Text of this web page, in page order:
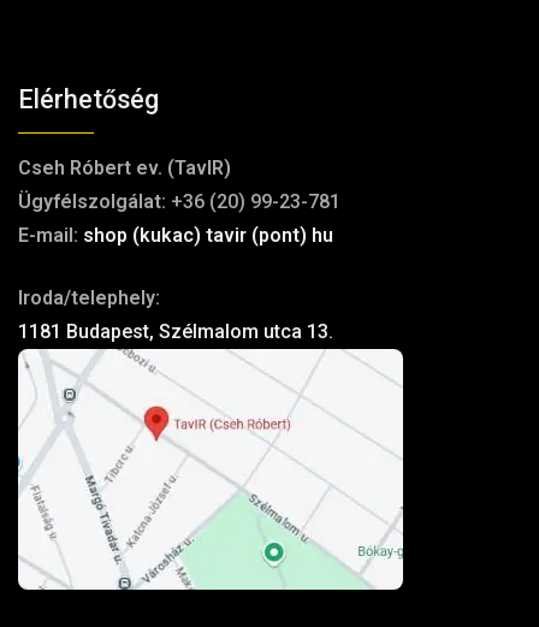
Elérhetőség
Cseh Róbert ev. (TavIR)
Ügyfélszolgálat: +36 (20) 99-23-781
E-mail: shop (kukac) tavir (pont) hu
Iroda/telephely:
1181 Budapest, Szélmalom utca 13.